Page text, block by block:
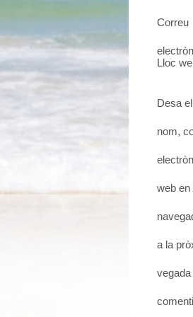
Correu
Lloc
Desa
nom,
web en
a la
vegada